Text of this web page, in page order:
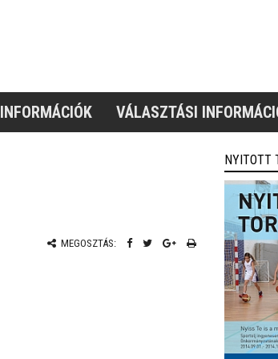
INFORMÁCIÓK VÁLASZTÁSI
MEGOSZTÁS:
NYITOTT